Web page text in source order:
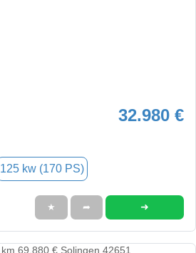
32.980 €
125 kw (170 PS)
★ ➦ ➜